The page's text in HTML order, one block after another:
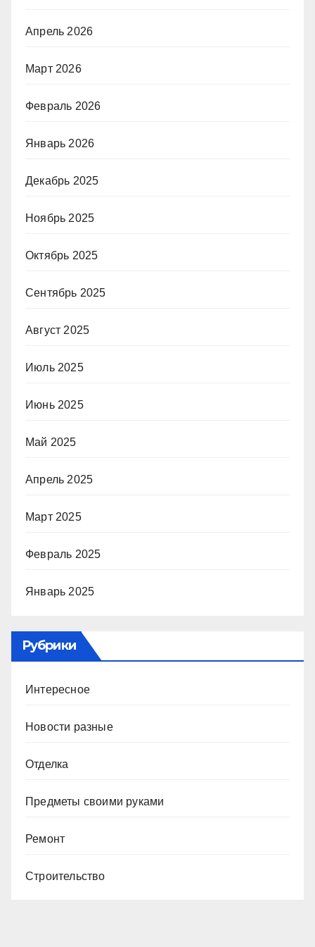
Апрель 2026
Март 2026
Февраль 2026
Январь 2026
Декабрь 2025
Ноябрь 2025
Октябрь 2025
Сентябрь 2025
Август 2025
Июль 2025
Июнь 2025
Май 2025
Апрель 2025
Март 2025
Февраль 2025
Январь 2025
Рубрики
Интересное
Новости разные
Отделка
Предметы своими руками
Ремонт
Строительство